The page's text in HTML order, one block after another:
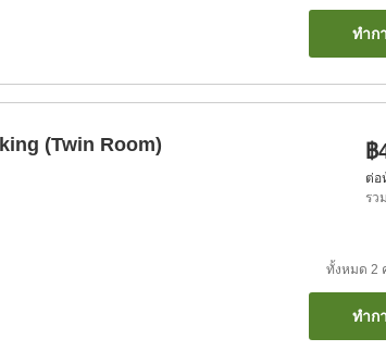
ทำก
(Twin Room) ฿
ต่อ
รว
ทั้งหมด 2
ทำก